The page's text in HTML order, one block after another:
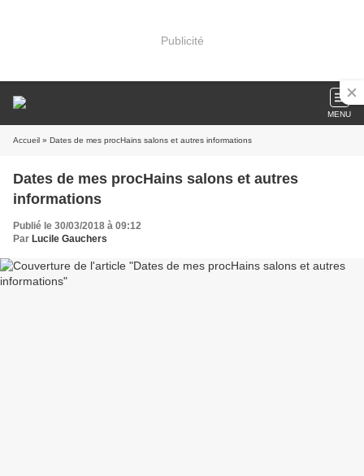
Publicité
MENU
Accueil » Dates de mes procHains salons et autres informations
Dates de mes procHains salons et autres
informations
Publié le 30/03/2018 à 09:12
Par Lucile Gauchers